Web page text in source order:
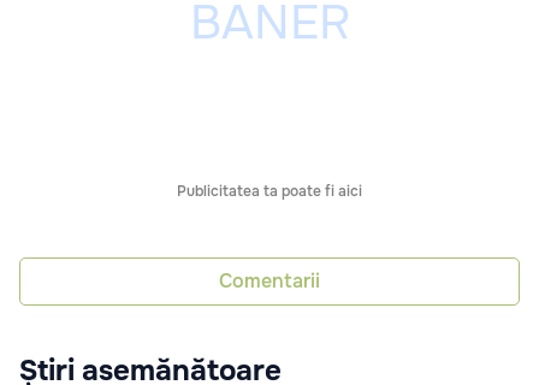
Publicitatea ta poate fi aici
Comentarii
Știri asemănătoare